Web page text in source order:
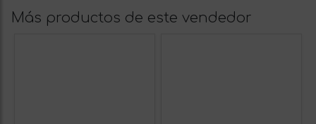
Más productos de este vendedor